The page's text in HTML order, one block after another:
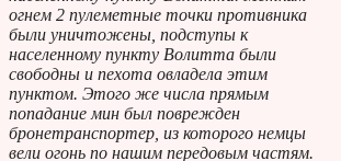
огнем 2 пулеметные точки противника
были уничтожены, подступы к
населенному пункту Волитта были
свободны и пехота овладела этим
пунктом. Этого же числа прямым
попадание мин был поврежден
бронетранспортер, из которого немцы
вели огонь по нашим передовым частям.